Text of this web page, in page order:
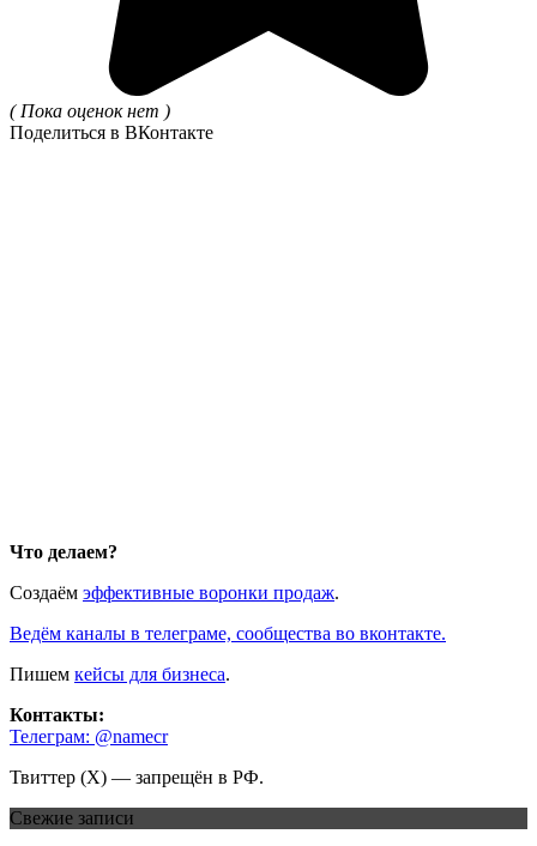
( Пока оценок нет )
Поделиться в ВКонтакте
Что делаем?
Создаём эффективные воронки продаж.
Ведём каналы в телеграме, сообщества во вконтакте.
Пишем кейсы для бизнеса.
Контакты:
Телеграм: @namecr
Твиттер (Х) — запрещён в РФ.
Свежие записи